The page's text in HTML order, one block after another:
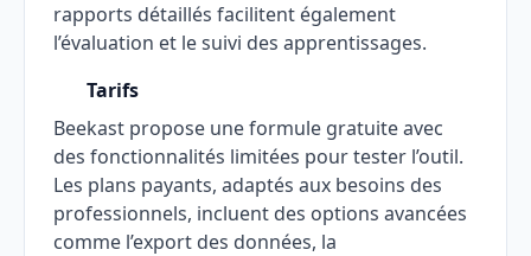
rapports détaillés facilitent également
l’évaluation et le suivi des apprentissages.
Tarifs
Beekast propose une formule gratuite avec
des fonctionnalités limitées pour tester l’outil.
Les plans payants, adaptés aux besoins des
professionnels, incluent des options avancées
comme l’export des données, la